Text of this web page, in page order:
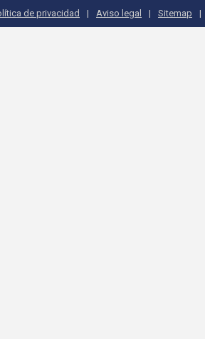
de privacidad Aviso legal Sitemap